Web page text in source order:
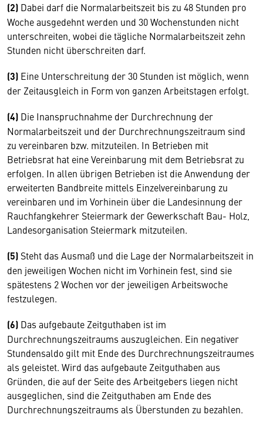
(2) Dabei darf die Normalarbeitszeit bis zu 48 Stunden pro
Woche ausgedehnt werden und 30 Wochenstunden nicht
unterschreiten, wobei die tägliche Normalarbeitszeit zehn
Stunden nicht überschreiten darf.
(3) Eine Unterschreitung der 30 Stunden ist möglich, wenn
der Zeitausgleich in Form von ganzen Arbeitstagen erfolgt.
(4) Die Inanspruchnahme der Durchrechnung der
Normalarbeitszeit und der Durchrechnungszeitraum sind
zu vereinbaren bzw. mitzuteilen. In Betrieben mit
Betriebsrat hat eine Vereinbarung mit dem Betriebsrat zu
erfolgen. In allen übrigen Betrieben ist die Anwendung der
erweiterten Bandbreite mittels Einzelvereinbarung zu
vereinbaren und im Vorhinein über die Landesinnung der
Rauchfangkehrer Steiermark der Gewerkschaft Bau- Holz,
Landesorganisation Steiermark mitzuteilen.
(5) Steht das Ausmaß und die Lage der Normalarbeitszeit in
den jeweiligen Wochen nicht im Vorhinein fest, sind sie
spätestens 2 Wochen vor der jeweiligen Arbeitswoche
festzulegen.
(6) Das aufgebaute Zeitguthaben ist im
Durchrechnungszeitraums auszugleichen. Ein negativer
Stundensaldo gilt mit Ende des Durchrechnungszeitraumes
als geleistet. Wird das aufgebaute Zeitguthaben aus
Gründen, die auf der Seite des Arbeitgebers liegen nicht
ausgeglichen, sind die Zeitguthaben am Ende des
Durchrechnungszeitraums als Überstunden zu bezahlen.